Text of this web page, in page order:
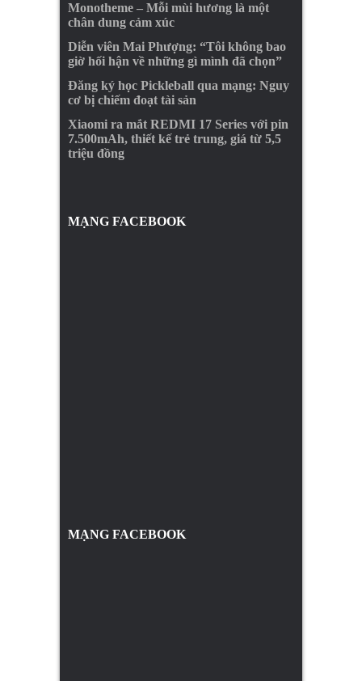
Monotheme – Mỗi mùi hương là một
chân dung cảm xúc
Diễn viên Mai Phượng: “Tôi không bao
giờ hối hận về những gì mình đã chọn”
Đăng ký học Pickleball qua mạng: Nguy
cơ bị chiếm đoạt tài sản
Xiaomi ra mắt REDMI 17 Series với pin
7.500mAh, thiết kế trẻ trung, giá từ 5,5
triệu đồng
MẠNG FACEBOOK
MẠNG FACEBOOK